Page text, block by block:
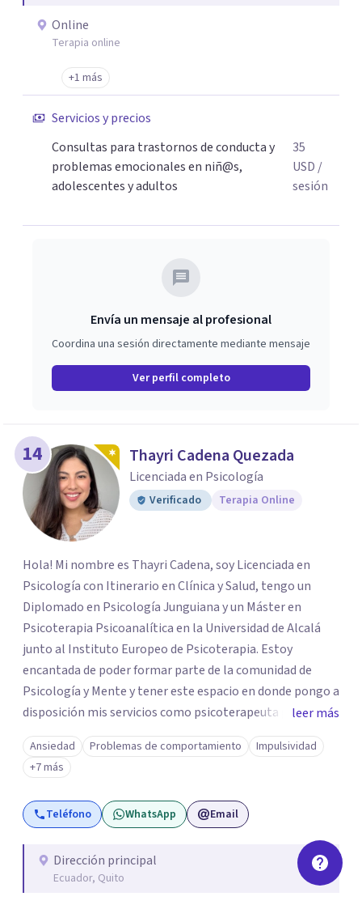
Online
Terapia online
+1 más
Servicios y precios
Consultas para trastornos de conducta y
problemas emocionales en niñ@s,
adolescentes y adultos
35
USD /
sesión
Envía un mensaje al profesional
Coordina una sesión directamente mediante mensaje
Ver perfil completo
14 Thayri Cadena Quezada
Licenciada en Psicología
Verificado Terapia Online
Hola! Mi nombre es Thayri Cadena, soy Licenciada en
Psicología con Itinerario en Clínica y Salud, tengo un
Diplomado en Psicología Junguiana y un Máster en
Psicoterapia Psicoanalítica en la Universidad de Alcalá
junto al Instituto Europeo de Psicoterapia. Estoy
encantada de poder formar parte de la comunidad de
Psicología y Mente y tener este espacio en donde pongo a
disposición mis servicios como psicoterapeuta para
acompañarte en tus diferentes procesos. Mi objetivo es
que mediante todas mis formaciones, mi experiencia y mi
compromiso promover y aportar a la salud mental,
ofrecerte procesos de Psicoterapia Integrativa que
articulen la teoría, herramientas y técnicas tanto del
humanistas o cognitivas/conductuales dependiendo de
LA NECESIDAD DEL PACIENTE, ya que cada ser humano es
leer más
Ansiedad Problemas de comportamiento
Impulsividad
+7 más
Teléfono WhatsApp Email
Dirección principal
Ecuador, Quito